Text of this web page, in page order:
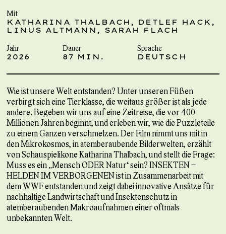
Mit
KATHARINA THALBACH, DETLEF HACK,
LINUS ALTMANN, SARAH FLACH
Jahr
2026
Dauer
87 MIN.
Sprache
DEUTSCH
Wie ist unsere Welt entstanden? Unter unseren Füßen
verbirgt sich eine Tierklasse, die weitaus größer ist als jede
andere. Begeben wir uns auf eine Zeitreise, die vor 400
Millionen Jahren beginnt, und erleben wir, wie die Puzzleteile
zu einem Ganzen verschmelzen. Der Film nimmt uns mit in
den Mikrokosmos, in atemberaubende Bilderwelten, erzählt
von Schauspielikone Katharina Thalbach, und stellt die Frage:
Muss es ein „Mensch ODER Natur“ sein? INSEKTEN –
HELDEN IM VERBORGENEN ist in Zusammenarbeit mit
dem WWF entstanden und zeigt dabei innovative Ansätze für
nachhaltige Landwirtschaft und Insektenschutz in
atemberaubenden Makroaufnahmen einer oftmals
unbekannten Welt.